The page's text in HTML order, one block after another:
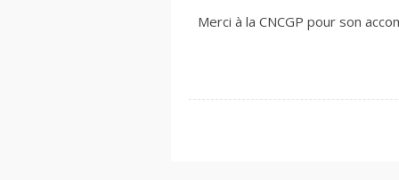
Merci à la CNCGP pour son